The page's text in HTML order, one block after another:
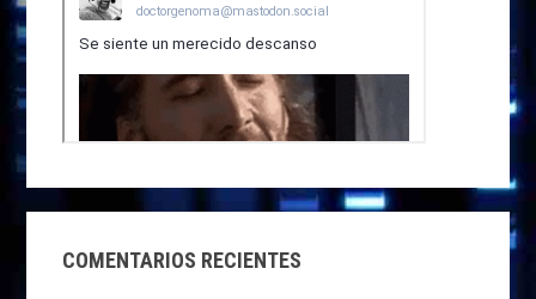
COMENTARIOS RECIENTES